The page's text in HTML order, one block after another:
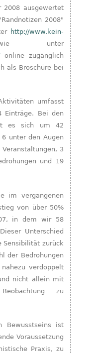
2008 ausgewertet
2008"
http://www.kein-
unter
online zugänglich
als Broschüre bei
Einträge. Bei den
es sich um 42
6 unter den Augen
3
und 19
von über 50%
in dem wir 58
Unterschied
Sensibilität zurück
der Bedrohungen
verdoppelt
nicht allein mit
zu
Voraussetzung
Praxis, zu